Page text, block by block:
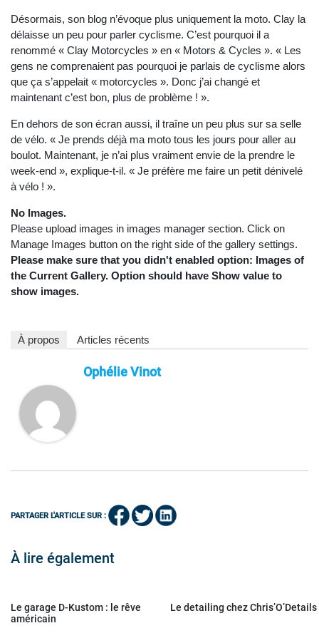
Désormais, son blog n’évoque plus uniquement la moto. Clay la
délaisse un peu pour parler cyclisme. C’est pourquoi il a
renommé « Clay Motorcycles » en « Motors & Cycles ». « Les
gens ne comprenaient pas pourquoi je parlais de cyclisme alors
que ça s’appelait « motorcycles ». Donc j’ai changé et
maintenant c’est bon, plus de problème ! ».
En dehors de son écran aussi, il traîne un peu plus sur sa selle
de vélo. « Je prends déjà ma moto tous les jours pour aller au
boulot. Maintenant, je n’ai plus vraiment envie de la prendre le
week-end », explique-t-il. « Je préfère me faire un petit dénivelé
à vélo ! ».
No Images.
Please upload images in images manager section. Click on
Manage Images button on the right side of the gallery settings.
Please make sure that you didn't enabled option: Images of
the Current Gallery. Option should have Show value to
show images.
À propos Articles récents
Ophélie Vinot
PARTAGER L'ARTICLE SUR :
À lire également
Le garage D-Kustom : le rêve
américain
Le detailing chez Chris’O’Details